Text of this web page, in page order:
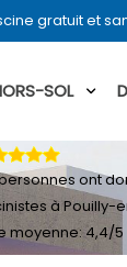
gratuit et
SOL
ont
à Pouilly-
moyenne:4,4/5